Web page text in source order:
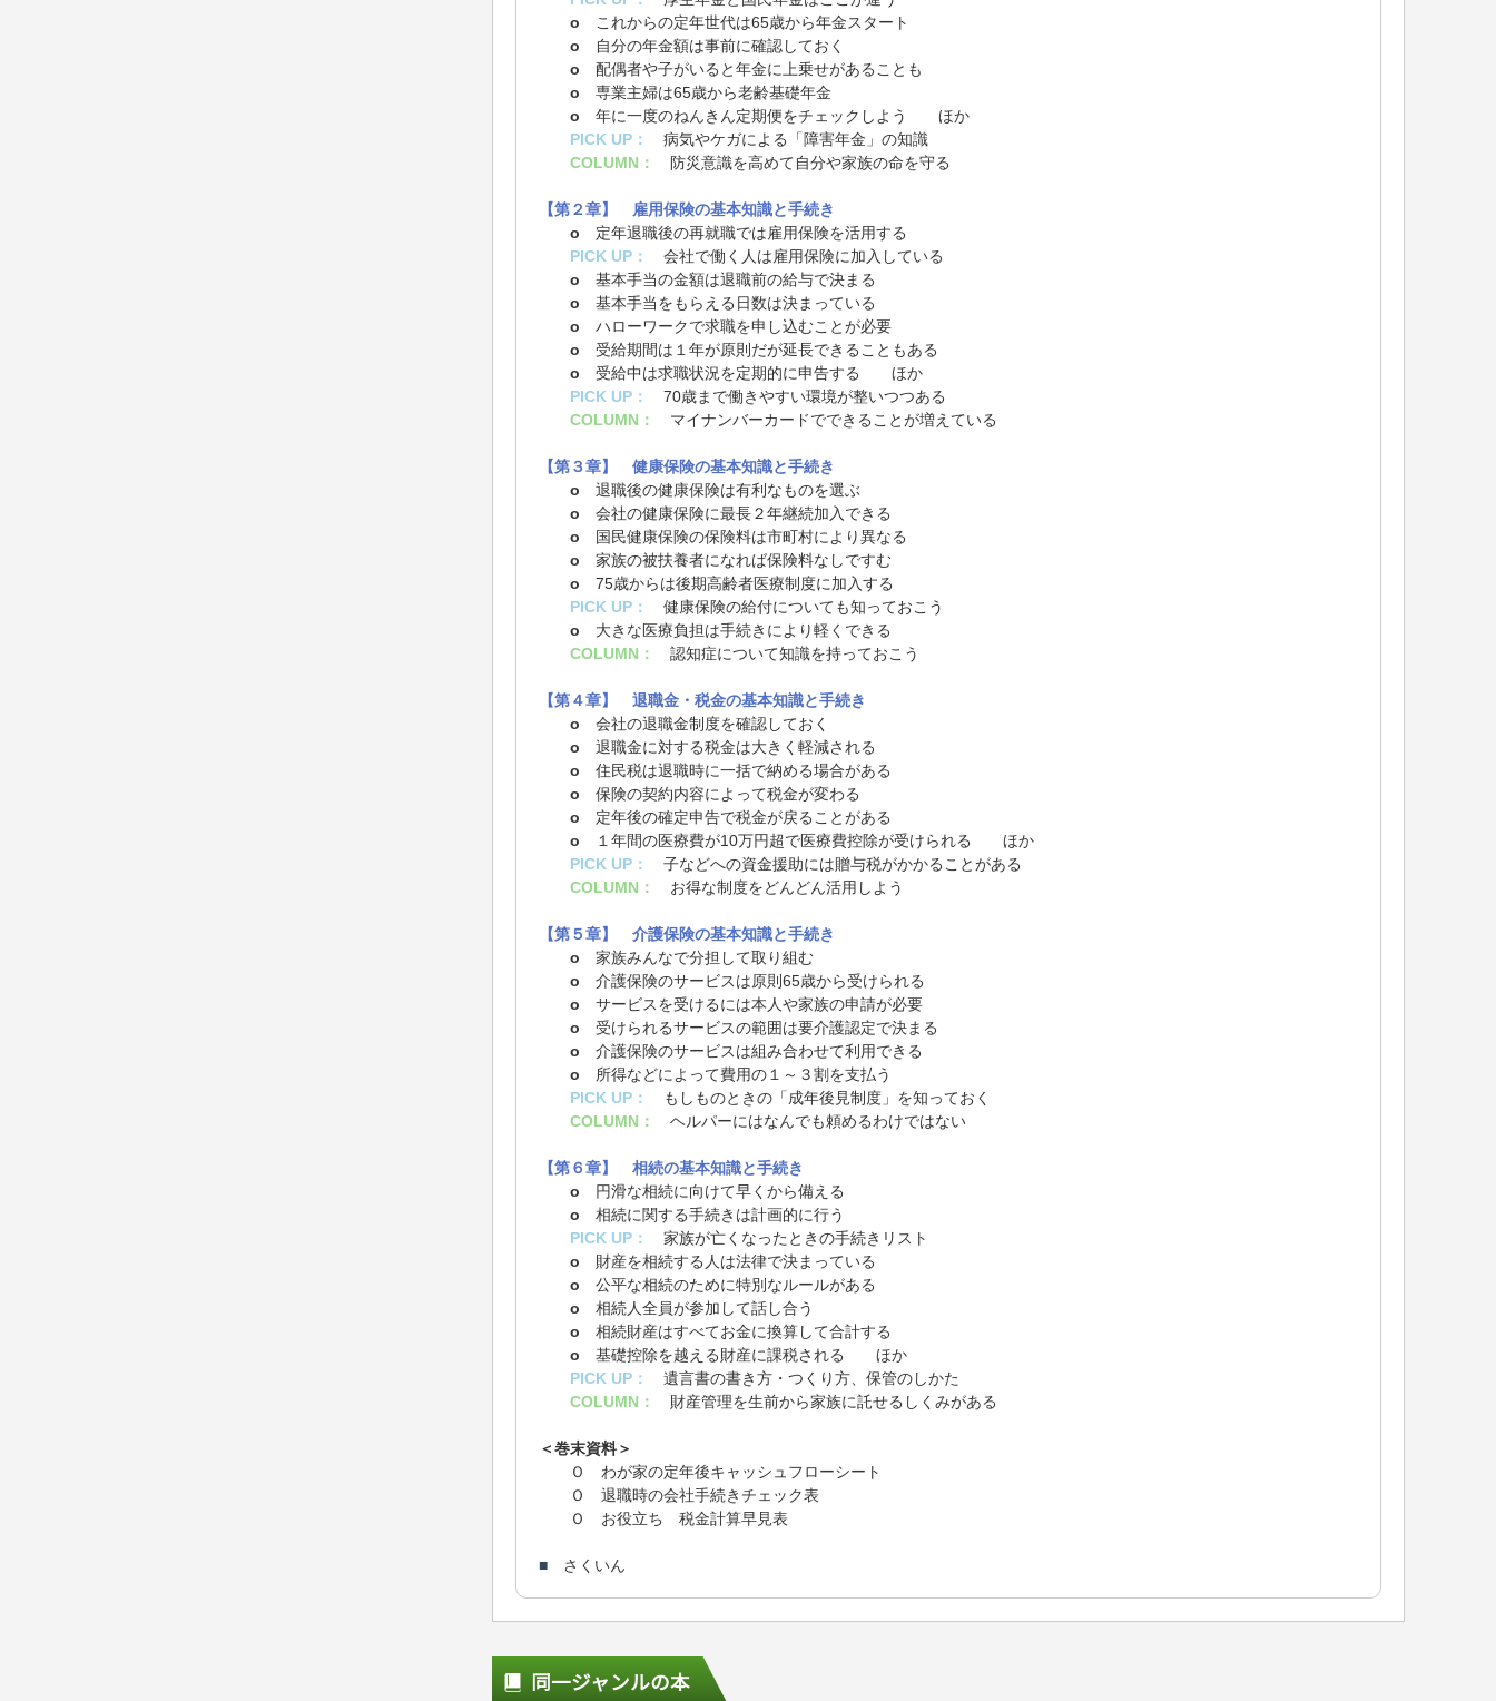
o これからの定年世代は65歳から年金スタート
o 自分の年金額は事前に確認しておく
o 配偶者や子がいると年金に上乗せがあることも
o 専業主婦は65歳から老齢基礎年金
o 年に一度のねんきん定期便をチェックしよう ほか
PICK UP：
病気やケガによる「障害年金」の知識
COLUMN：
防災意識を高めて自分や家族の命を守る
【第２章】 雇用保険の基本知識と手続き
o 定年退職後の再就職では雇用保険を活用する
PICK UP：
会社で働く人は雇用保険に加入している
o 基本手当の金額は退職前の給与で決まる
o 基本手当をもらえる日数は決まっている
o ハローワークで求職を申し込むことが必要
o 受給期間は１年が原則だが延長できることもある
o 受給中は求職状況を定期的に申告する ほか
PICK UP：
70歳まで働きやすい環境が整いつつある
COLUMN：
マイナンバーカードでできることが増えている
【第３章】 健康保険の基本知識と手続き
o 退職後の健康保険は有利なものを選ぶ
o 会社の健康保険に最長２年継続加入できる
o 国民健康保険の保険料は市町村により異なる
o 家族の被扶養者になれば保険料なしですむ
o 75歳からは後期高齢者医療制度に加入する
PICK UP：
健康保険の給付についても知っておこう
o 大きな医療負担は手続きにより軽くできる
COLUMN：
認知症について知識を持っておこう
【第４章】 退職金・税金の基本知識と手続き
o 会社の退職金制度を確認しておく
o 退職金に対する税金は大きく軽減される
o 住民税は退職時に一括で納める場合がある
o 保険の契約内容によって税金が変わる
o 定年後の確定申告で税金が戻ることがある
o １年間の医療費が10万円超で医療費控除が受けられる ほか
PICK UP：
子などへの資金援助には贈与税がかかることがある
COLUMN：
お得な制度をどんどん活用しよう
【第５章】 介護保険の基本知識と手続き
o 家族みんなで分担して取り組む
o 介護保険のサービスは原則65歳から受けられる
o サービスを受けるには本人や家族の申請が必要
o 受けられるサービスの範囲は要介護認定で決まる
o 介護保険のサービスは組み合わせて利用できる
o 所得などによって費用の１～３割を支払う
PICK UP：
もしものときの「成年後見制度」を知っておく
COLUMN：
ヘルパーにはなんでも頼めるわけではない
【第６章】 相続の基本知識と手続き
o 円滑な相続に向けて早くから備える
o 相続に関する手続きは計画的に行う
PICK UP：
家族が亡くなったときの手続きリスト
o 財産を相続する人は法律で決まっている
o 公平な相続のために特別なルールがある
o 相続人全員が参加して話し合う
o 相続財産はすべてお金に換算して合計する
o 基礎控除を越える財産に課税される ほか
PICK UP：
遺言書の書き方・つくり方、保管のしかた
COLUMN：
財産管理を生前から家族に託せるしくみがある
＜巻末資料＞
Ｏ わが家の定年後キャッシュフローシート
Ｏ 退職時の会社手続きチェック表
Ｏ お役立ち 税金計算早見表
■ さくいん
同一ジャンルの本